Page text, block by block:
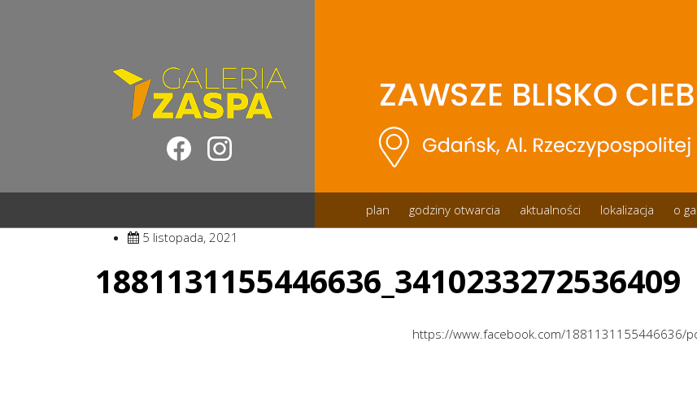
plan godziny otwarcia aktualności lokalizacja o
5 listopada, 2021
1881131155446636_3410233272536409
https://www.facebook.com/1881131155446636/